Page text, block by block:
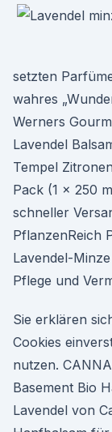
setzten
wahres
Werners
Lavendel
Tempel
Pack (1 x 250
schneller
PflanzenReich
Lavendel-
Pflege und
Sie erklären
Cookies
nutzen.
Basement Bio
Lavendel von